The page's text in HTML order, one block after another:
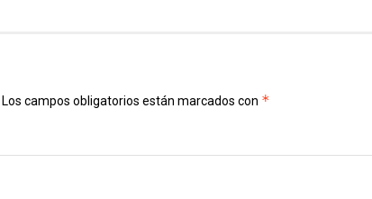
Los campos obligatorios están marcados con *